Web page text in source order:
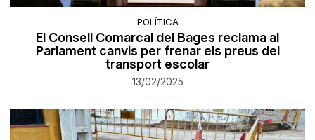
POLÍTICA
El Consell Comarcal del Bages reclama al
Parlament canvis per frenar els preus del
transport escolar
13/02/2025